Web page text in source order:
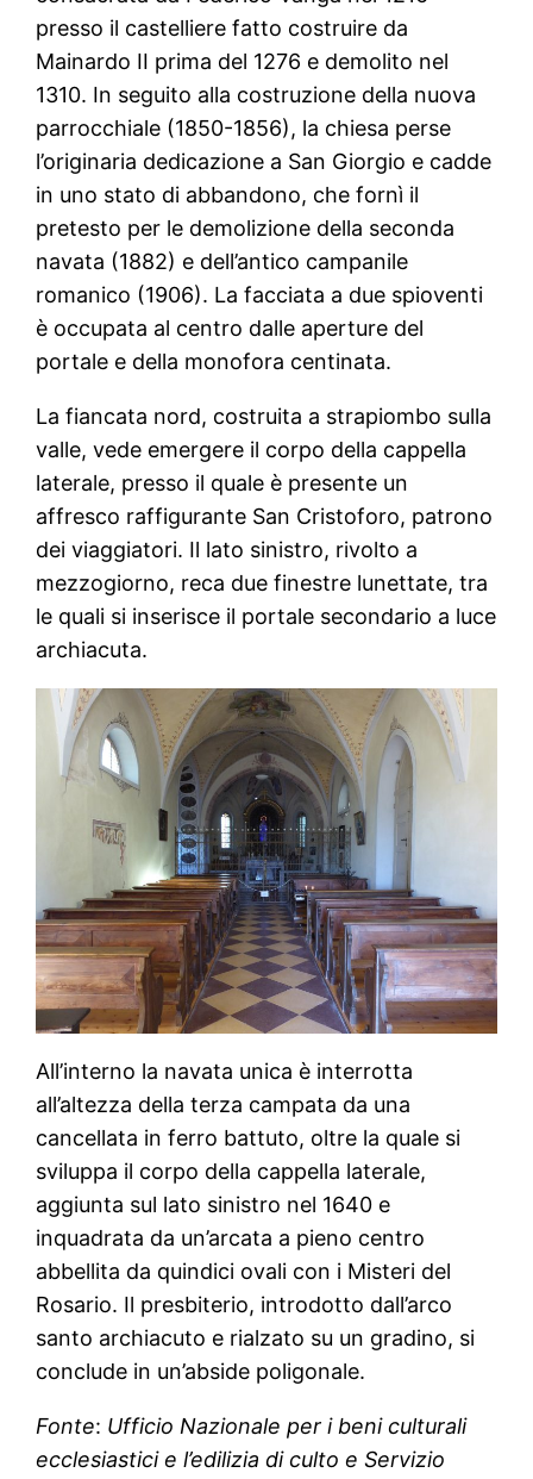
presso il castelliere fatto costruire da
Mainardo II prima del 1276 e demolito nel
1310. In seguito alla costruzione della nuova
parrocchiale (1850-1856), la chiesa perse
l’originaria dedicazione a San Giorgio e cadde
in uno stato di abbandono, che fornì il
pretesto per le demolizione della seconda
navata (1882) e dell’antico campanile
romanico (1906). La facciata a due spioventi
è occupata al centro dalle aperture del
portale e della monofora centinata.
La fiancata nord, costruita a strapiombo sulla
valle, vede emergere il corpo della cappella
laterale, presso il quale è presente un
affresco raffigurante San Cristoforo, patrono
dei viaggiatori. Il lato sinistro, rivolto a
mezzogiorno, reca due finestre lunettate, tra
le quali si inserisce il portale secondario a luce
archiacuta.
All’interno la navata unica è interrotta
all’altezza della terza campata da una
cancellata in ferro battuto, oltre la quale si
sviluppa il corpo della cappella laterale,
aggiunta sul lato sinistro nel 1640 e
inquadrata da un’arcata a pieno centro
abbellita da quindici ovali con i Misteri del
Rosario. Il presbiterio, introdotto dall’arco
santo archiacuto e rialzato su un gradino, si
conclude in un’abside poligonale.
Fonte: Ufficio Nazionale per i beni culturali
ecclesiastici e l’edilizia di culto e Servizio